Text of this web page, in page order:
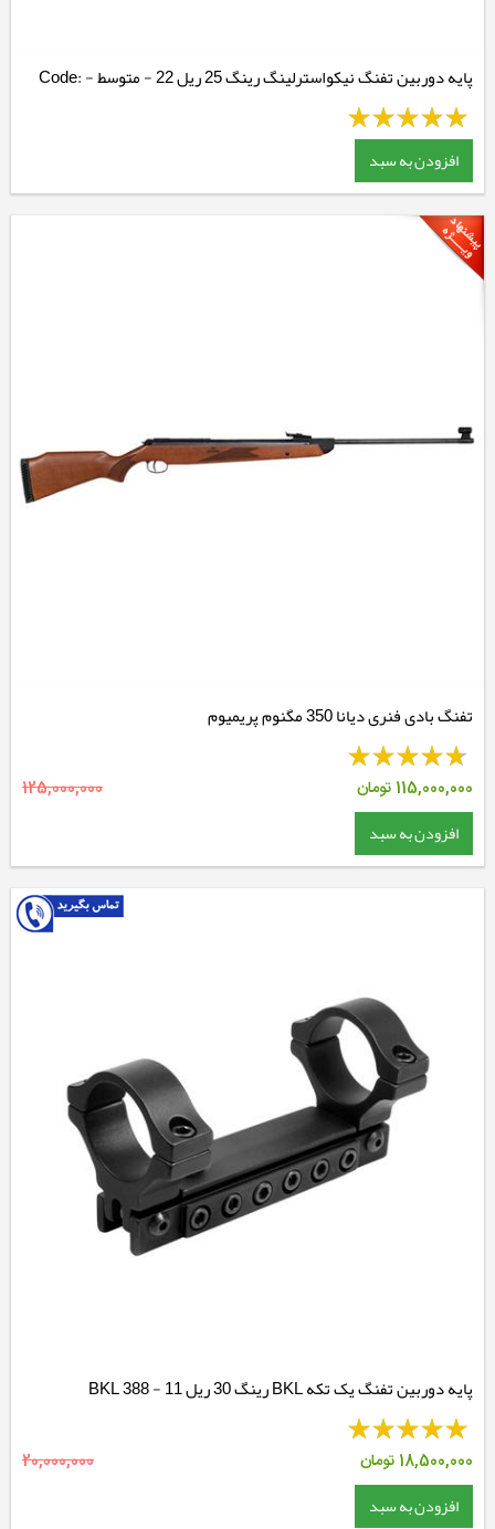
پایه دوربین تفنگ نیکواسترلینگ رینگ 25 ریل 22 - متوسط - Code:
NSMQR1WM
افزودن به سبد
تفنگ بادی فنری دیانا 350 مگنوم پریمیوم
115,000,000 تومان 125,000,000
افزودن به سبد
پایه دوربین تفنگ یک تکه BKL رینگ 30 ریل 11 - BKL 388
18,500,000 تومان 20,000,000
افزودن به سبد